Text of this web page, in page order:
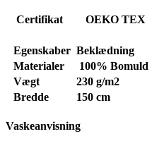
Certifikat OEKO TEX
Egenskaber Beklædning
Materialer
100% Bomuld
Vægt
230 g/m2
Bredde
150 cm
Vaskeanvisning